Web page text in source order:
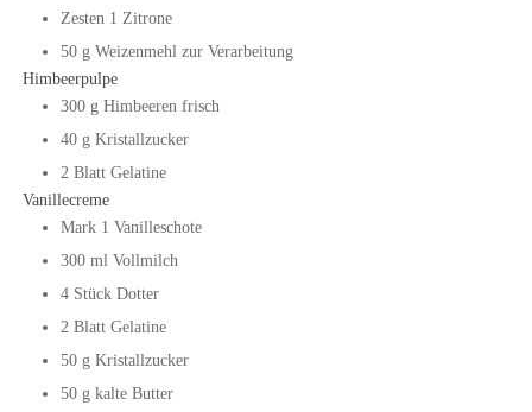
Zesten 1 Zitrone
50 g Weizenmehl zur Verarbeitung
Himbeerpulpe
300 g Himbeeren frisch
40 g Kristallzucker
2 Blatt Gelatine
Vanillecreme
Mark 1 Vanilleschote
300 ml Vollmilch
4 Stück Dotter
2 Blatt Gelatine
50 g Kristallzucker
50 g kalte Butter